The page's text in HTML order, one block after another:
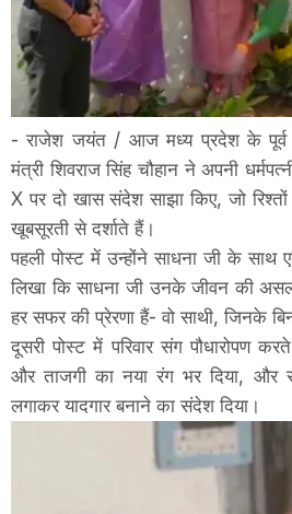
- राजेश जयंत / आज मध्य प्रदेश के पूर्व
मंत्री शिवराज सिंह चौहान ने अपनी
X पर दो खास संदेश साझा किए, जो रिश्तों
खूबसूरती से दर्शाते हैं।
पहली पोस्ट में उन्होंने साधना जी के साथ
लिखा कि साधना जी उनके जीवन की
हर सफर की प्रेरणा हैं- वो साथी, जिनके
दूसरी पोस्ट में परिवार संग पौधारोपण
और ताजगी का नया रंग भर दिया, और
लगाकर यादगार बनाने का संदेश दिया।